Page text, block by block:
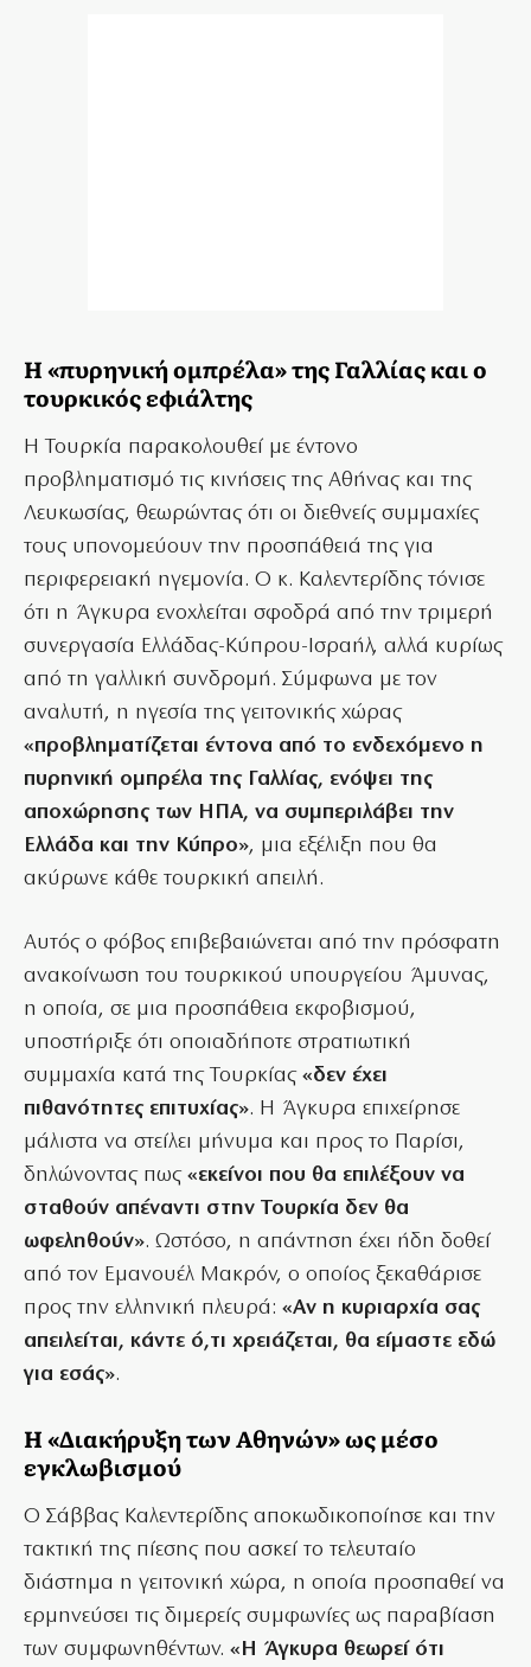
Η «πυρηνική ομπρέλα» της Γαλλίας και ο
τουρκικός εφιάλτης
Η Τουρκία παρακολουθεί με έντονο
προβληματισμό τις κινήσεις της Αθήνας και της
Λευκωσίας, θεωρώντας ότι οι διεθνείς συμμαχίες
τους υπονομεύουν την προσπάθειά της για
περιφερειακή ηγεμονία. Ο κ. Καλεντερίδης τόνισε
ότι η Άγκυρα ενοχλείται σφοδρά από την τριμερή
συνεργασία Ελλάδας-Κύπρου-Ισραήλ, αλλά κυρίως
από τη γαλλική συνδρομή. Σύμφωνα με τον
αναλυτή, η ηγεσία της γειτονικής χώρας
«προβληματίζεται έντονα από το ενδεχόμενο η
πυρηνική ομπρέλα της Γαλλίας, ενόψει της
αποχώρησης των ΗΠΑ, να συμπεριλάβει την
Ελλάδα και την Κύπρο», μια εξέλιξη που θα
ακύρωνε κάθε τουρκική απειλή.
Αυτός ο φόβος επιβεβαιώνεται από την πρόσφατη
ανακοίνωση του τουρκικού υπουργείου Άμυνας,
η οποία, σε μια προσπάθεια εκφοβισμού,
υποστήριξε ότι οποιαδήποτε στρατιωτική
συμμαχία κατά της Τουρκίας «δεν έχει
πιθανότητες επιτυχίας». Η Άγκυρα επιχείρησε
μάλιστα να στείλει μήνυμα και προς το Παρίσι,
δηλώνοντας πως «εκείνοι που θα επιλέξουν να
σταθούν απέναντι στην Τουρκία δεν θα
ωφεληθούν». Ωστόσο, η απάντηση έχει ήδη δοθεί
από τον Εμανουέλ Μακρόν, ο οποίος ξεκαθάρισε
προς την ελληνική πλευρά: «Αν η κυριαρχία σας
απειλείται, κάντε ό,τι χρειάζεται, θα είμαστε εδώ
για εσάς».
Η «Διακήρυξη των Αθηνών» ως μέσο
εγκλωβισμού
Ο Σάββας Καλεντερίδης αποκωδικοποίησε και την
τακτική της πίεσης που ασκεί το τελευταίο
διάστημα η γειτονική χώρα, η οποία προσπαθεί να
ερμηνεύσει τις διμερείς συμφωνίες ως παραβίαση
των συμφωνηθέντων. «Η Άγκυρα θεωρεί ότι